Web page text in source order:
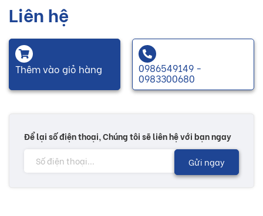
Liên hệ
Thêm vào giỏ hàng 0986549149 -
0983300680
Để lại số điện thoại, Chúng tôi sẽ liên hệ với bạn ngay
Gửi ngay